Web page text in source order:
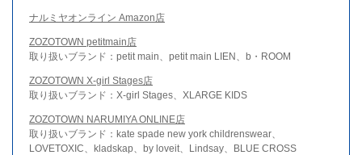
ナルミヤオンライン Amazon店
ZOZOTOWN petitmain店
取り扱いブランド：petit main、petit main LIEN、b・ROOM
ZOZOTOWN X-girl Stages店
取り扱いブランド：X-girl Stages、XLARGE KIDS
ZOZOTOWN NARUMIYA ONLINE店
取り扱いブランド：kate spade new york childrenswear、
LOVETOXIC、kladskap、by loveit、Lindsay、BLUE CROSS